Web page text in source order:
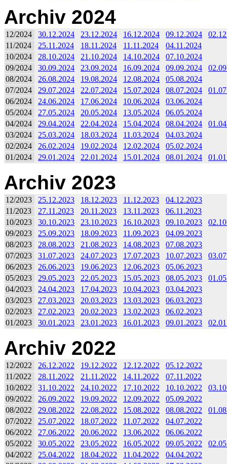
Archiv 2024
12/2024 30.12.2024 23.12.2024 16.12.2024 09.12.2024
11/2024
25.11.2024 18.11.2024 11.11.2024
04.11.2024
10/2024
28.10.2024 21.10.2024 14.10.2024
07.10.2024
09/2024
30.09.2024 23.09.2024 16.09.2024 09.09.2024
08/2024
26.08.2024 19.08.2024 12.08.2024
05.08.2024
07/2024
29.07.2024 22.07.2024 15.07.2024 08.07.2024
06/2024
24.06.2024 17.06.2024 10.06.2024
03.06.2024
05/2024
27.05.2024 20.05.2024 13.05.2024
06.05.2024
04/2024
29.04.2024 22.04.2024 15.04.2024 08.04.2024
03/2024
25.03.2024 18.03.2024 11.03.2024
04.03.2024
02/2024
26.02.2024 19.02.2024 12.02.2024
05.02.2024
01/2024
29.01.2024 22.01.2024 15.01.2024 08.01.2024
Archiv 2023
12/2023 25.12.2023 18.12.2023 11.12.2023
04.12.2023
11/2023
27.11.2023 20.11.2023 13.11.2023
06.11.2023
10/2023
30.10.2023 23.10.2023 16.10.2023 09.10.2023
09/2023
25.09.2023 18.09.2023 11.09.2023
04.09.2023
08/2023
28.08.2023 21.08.2023 14.08.2023
07.08.2023
07/2023
31.07.2023 24.07.2023 17.07.2023 10.07.2023
06/2023
26.06.2023 19.06.2023 12.06.2023
05.06.2023
05/2023
29.05.2023 22.05.2023 15.05.2023 08.05.2023
04/2023
24.04.2023 17.04.2023 10.04.2023
03.04.2023
03/2023
27.03.2023 20.03.2023 13.03.2023
06.03.2023
02/2023
27.02.2023 20.02.2023 13.02.2023
06.02.2023
01/2023
30.01.2023 23.01.2023 16.01.2023 09.01.2023
Archiv 2022
12/2022 26.12.2022 19.12.2022 12.12.2022
05.12.2022
11/2022
28.11.2022 21.11.2022 14.11.2022
07.11.2022
10/2022
31.10.2022 24.10.2022 17.10.2022 10.10.2022
09/2022
26.09.2022 19.09.2022 12.09.2022
05.09.2022
08/2022
29.08.2022 22.08.2022 15.08.2022 08.08.2022
07/2022
25.07.2022 18.07.2022 11.07.2022
04.07.2022
06/2022
27.06.2022 20.06.2022 13.06.2022
06.06.2022
05/2022
30.05.2022 23.05.2022 16.05.2022 09.05.2022
04/2022
25.04.2022 18.04.2022 11.04.2022
04.04.2022